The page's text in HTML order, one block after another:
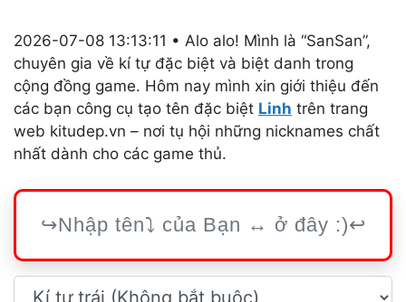
2026-07-08 13:13:11 • Alo alo! Mình là “SanSan”,
chuyên gia về kí tự đặc biệt và biệt danh trong
cộng đồng game. Hôm nay mình xin giới thiệu đến
các bạn công cụ tạo tên đặc biệt Linh trên trang
web kitudep.vn – nơi tụ hội những nicknames chất
nhất dành cho các game thủ.